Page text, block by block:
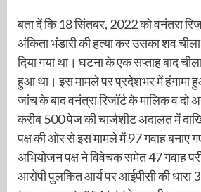
बता दें कि 18 सिंतबर, 2022 को वनंतरा
अंकिता भंडारी की हत्या कर उसका शव
दिया गया था। घटना के एक सप्ताह बाद
हुआ था। इस मामले पर प्रदेशभर में हंगामा
जांच के बाद वनंत्रा रिजॉर्ट के मालिक व दो
करीब 500 पेज की चार्जशीट अदालत में
पक्ष की ओर से इस मामले में 97 गवाह बनाए
अभियोजन पक्ष ने विवेचक समेत 47 गवाह
आरोपी पुलकित आर्य पर आईपीसी की धारा